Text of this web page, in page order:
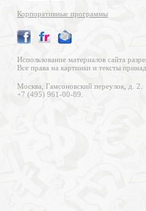
Корпоративные программы
Использование материалов сайта
Все права на картинки и тексты
Москва, Гамсоновский переулок, д. 2.
+7 (495) 961-00-89.